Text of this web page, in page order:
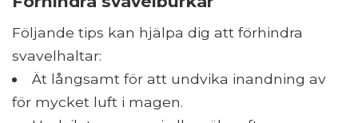
Följande tips kan hjälpa dig att förhindra
svavelhaltar:
Ät långsamt för att undvika inandning av
för mycket luft i magen.